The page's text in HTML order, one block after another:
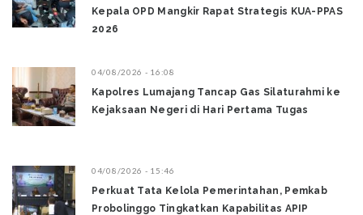
Kepala OPD Mangkir Rapat Strategis KUA-PPAS
2026
04/08/2026 - 16:08
Kapolres Lumajang Tancap Gas Silaturahmi ke
Kejaksaan Negeri di Hari Pertama Tugas ‎
04/08/2026 - 15:46
Perkuat Tata Kelola Pemerintahan, Pemkab
Probolinggo Tingkatkan Kapabilitas APIP